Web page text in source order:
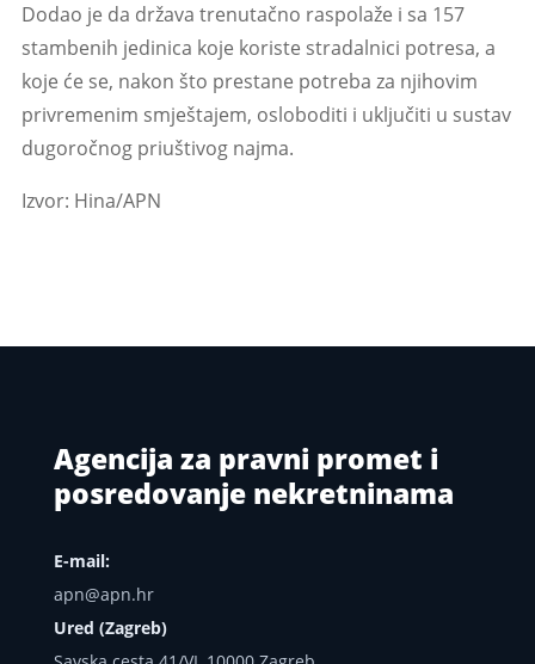
Dodao je da država trenutačno raspolaže i sa 157
stambenih jedinica koje koriste stradalnici potresa, a
koje će se, nakon što prestane potreba za njihovim
privremenim smještajem, osloboditi i uključiti u sustav
dugoročnog priuštivog najma.
Izvor: Hina/APN
Agencija za pravni promet i
posredovanje nekretninama
E-mail:
apn@apn.hr
Ured (Zagreb)